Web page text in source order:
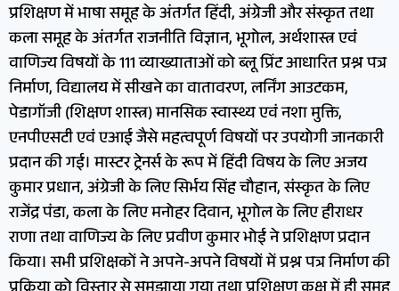
प्रशिक्षण में भाषा समूह के अंतर्गत हिंदी, अंग्रेजी और संस्कृत तथा
कला समूह के अंतर्गत राजनीति विज्ञान, भूगोल, अर्थशास्त्र एवं
वाणिज्य विषयों के 111 व्याख्याताओं को ब्लू प्रिंट आधारित प्रश्न पत्र
निर्माण, विद्यालय में सीखने का वातावरण, लर्निंग आउटकम,
पेडागॉजी (शिक्षण शास्त्र) मानसिक स्वास्थ्य एवं नशा मुक्ति,
एनपीएसटी एवं एआई जैसे महत्वपूर्ण विषयों पर उपयोगी जानकारी
प्रदान की गई। मास्टर ट्रेनर्स के रूप में हिंदी विषय के लिए अजय
कुमार प्रधान, अंग्रेजी के लिए सिर्भय सिंह चौहान, संस्कृत के लिए
राजेंद्र पंडा, कला के लिए मनोहर दिवान, भूगोल के लिए हीराधर
राणा तथा वाणिज्य के लिए प्रवीण कुमार भोई ने प्रशिक्षण प्रदान
किया। सभी प्रशिक्षकों ने अपने-अपने विषयों में प्रश्न पत्र निर्माण की